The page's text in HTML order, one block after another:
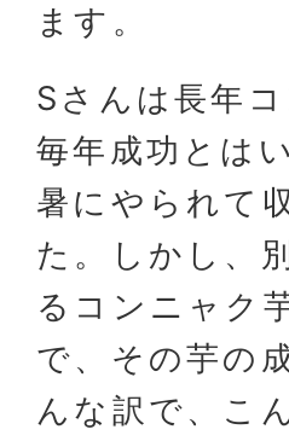
ます。
Sさんは長年
毎年成功とは
暑にやられて
た。しかし、
るコンニャク
で、その芋の
んな訳で、こ